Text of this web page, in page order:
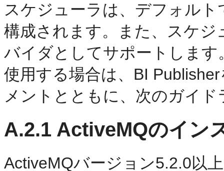
スケジューラは、デフォル
構成されます。また、スケ
バイダとしてサポートしま
使用する場合は、BI
メントとともに、次のガイ
A.2.1 ActiveMQのイン
ActiveMQバージョン5.2.0以